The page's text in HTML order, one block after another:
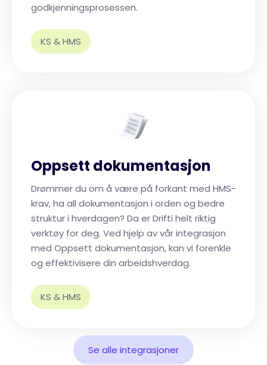
godkjenningsprosessen.
KS & HMS
Oppsett dokumentasjon
Drømmer du om å være på forkant med HMS-
krav, ha all dokumentasjon i orden og bedre
struktur i hverdagen? Da er Drifti helt riktig
verktøy for deg. Ved hjelp av vår integrasjon
med Oppsett dokumentasjon, kan vi forenkle
og effektivisere din arbeidshverdag.
KS & HMS
Se alle integrasjoner